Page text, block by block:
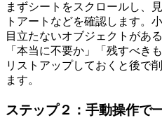
まずシートをスクロールし、
トアートなどを確認します。
目立たないオブジェクトがあ
「本当に不要か」「残すべき
リストアップしておくと後で
ます。
ステップ２：手動操作で